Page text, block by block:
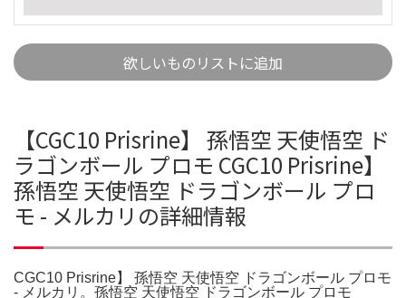
欲しいものリストに追加
【CGC10 Prisrine】 孫悟空 天使悟空 ド
ラゴンボール プロモ CGC10 Prisrine】
孫悟空 天使悟空 ドラゴンボール プロ
モ - メルカリの詳細情報
CGC10 Prisrine】 孫悟空 天使悟空 ドラゴンボール プロモ
- メルカリ。孫悟空 天使悟空 ドラゴンボール プロモ